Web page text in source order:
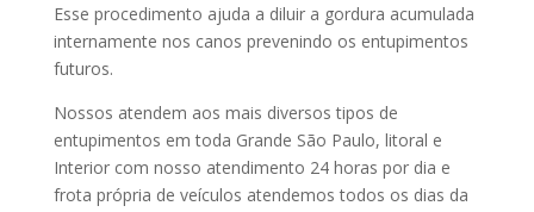
Esse procedimento ajuda a diluir a gordura acumulada
internamente nos canos prevenindo os entupimentos
futuros.
Nossos atendem aos mais diversos tipos de
entupimentos em toda Grande São Paulo, litoral e
Interior com nosso atendimento 24 horas por dia e
frota própria de veículos atendemos todos os dias da